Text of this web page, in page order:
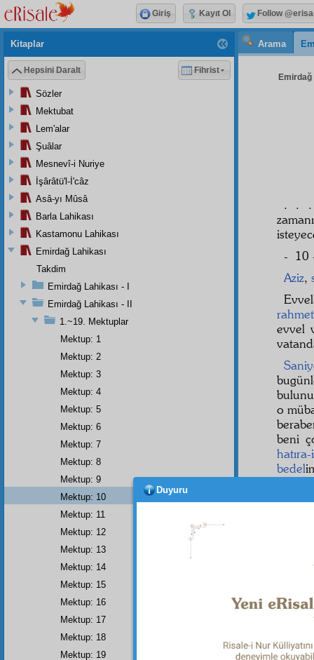
Arama
Emirdağ
. . .
- 10
Aziz,
evvel
o
beni
bedel
Kitaplar
Hepsini Daralt Fihrist
Sözler
Mektubat
Lem'alar
Şuâlar
Mesnevî-i Nuriye
İşârâtü'l-İ'câz
Asâ-yı Mûsâ
Barla Lahikası
Kastamonu Lahikası
Emirdağ Lahikası
Takdim
Emirdağ Lahikası - I
Emirdağ Lahikası - II
1.~19. Mektuplar
Mektup: 1
Mektup: 2
Mektup: 3
Mektup: 4
Mektup: 5
Mektup: 6
Mektup: 7
Mektup: 8
Mektup: 9
Mektup: 10
Mektup: 11
Mektup: 12
Mektup: 13
Mektup: 14
Mektup: 15
Mektup: 16
Mektup: 17
Mektup: 18
Mektup: 19
Giriş Kayıt Ol Follow
Duyuru